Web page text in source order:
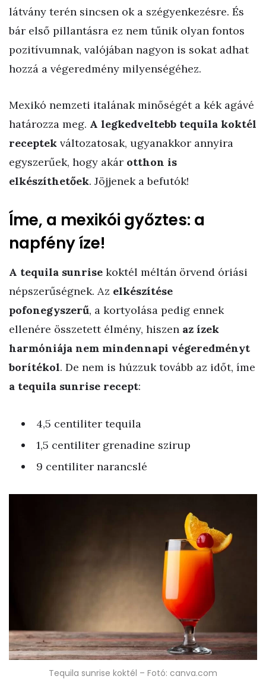
látvány terén sincsen ok a szégyenkezésre. És
bár első pillantásra ez nem tűnik olyan fontos
pozitívumnak, valójában nagyon is sokat adhat
hozzá a végeredmény milyenségéhez.
Mexikó nemzeti italának minőségét a kék agávé
határozza meg. A legkedveltebb tequila koktél
receptek változatosak, ugyanakkor annyira
egyszerűek, hogy akár otthon is
elkészíthetőek. Jöjjenek a befutók!
Íme, a mexikói győztes: a
napfény íze!
A tequila sunrise koktél méltán örvend óriási
népszerűségnek. Az elkészítése
pofonegyszerű, a kortyolása pedig ennek
ellenére összetett élmény, hiszen az ízek
harmóniája nem mindennapi végeredményt
borítékol. De nem is húzzuk tovább az időt, íme
a tequila sunrise recept:
4,5 centiliter tequila
1,5 centiliter grenadine szirup
9 centiliter narancslé
Tequila sunrise koktél – Fotó: canva.com